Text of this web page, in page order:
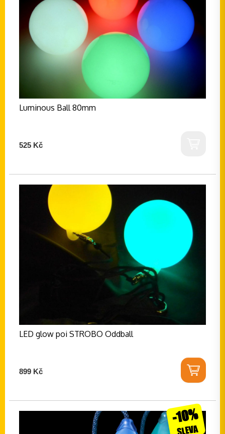
Luminous Ball 80mm
525 Kč
LED glow poi STROBO Oddball
899 Kč
-10%
SLEVA